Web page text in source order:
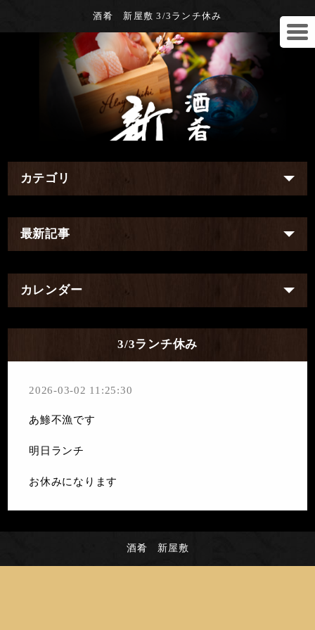
酒肴 新屋敷 3/3ランチ休み
カテゴリ
最新記事
カレンダー
3/3ランチ休み
2026-03-02 11:25:30
あ鯵不漁です
明日ランチ
お休みになります
酒肴 新屋敷